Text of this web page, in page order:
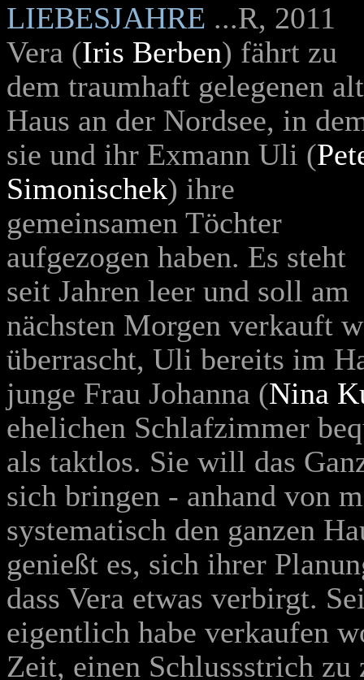
LIEBESJAHRE ...R, 2011
Vera (Iris Berben) fährt zu
dem traumhaft gelegenen
Haus an der Nordsee, in
sie und ihr Exmann Uli (
Simonischek) ihre
gemeinsamen Töchter
aufgezogen haben. Es steht
seit Jahren leer und soll am
nächsten Morgen verkauft
überrascht, Uli bereits im
junge Frau Johanna (Nina
ehelichen Schlafzimmer
als taktlos. Sie will das
sich bringen - anhand von
systematisch den ganzen
genießt es, sich ihrer
dass Vera etwas verbirgt.
eigentlich habe verkaufen
Zeit, einen Schlussstrich